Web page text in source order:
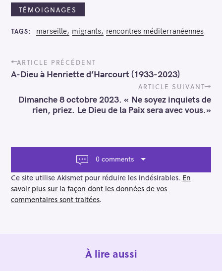
TÉMOIGNAGES
TAGS marseille migrants rencontres méditerranéennes
P
o
s
a
o
n
ARTICLE PRÉCÉDENT
A-Dieu à Henriette d’Harcourt (1933-2023)
ARTICLE SUIVANT
Dimanche 8 octobre 2023. « Ne soyez inquiets de
rien, priez. Le Dieu de la Paix sera avec vous.»
0 comments
Ce site utilise Akismet pour réduire les indésirables. En
savoir plus sur la façon dont les données de vos
commentaires sont traitées.
À lire aussi